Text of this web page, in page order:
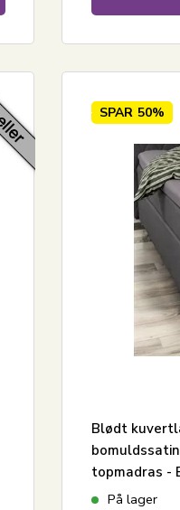
SPAR 50%
Blødt
topmadras -
På lager